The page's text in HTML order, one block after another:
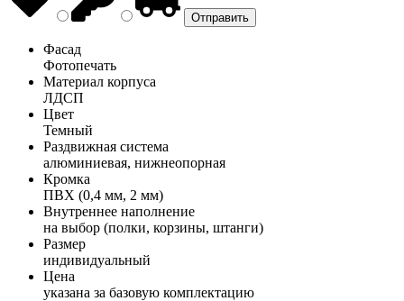
Фасад
Фотопечать
Материал корпуса
ЛДСП
Цвет
Темный
Раздвижная система
алюминиевая, нижнеопорная
Кромка
ПВХ (0,4 мм, 2 мм)
Внутреннее наполнение
на выбор (полки, корзины, штанги)
Размер
индивидуальный
Цена
указана за базовую комплектацию